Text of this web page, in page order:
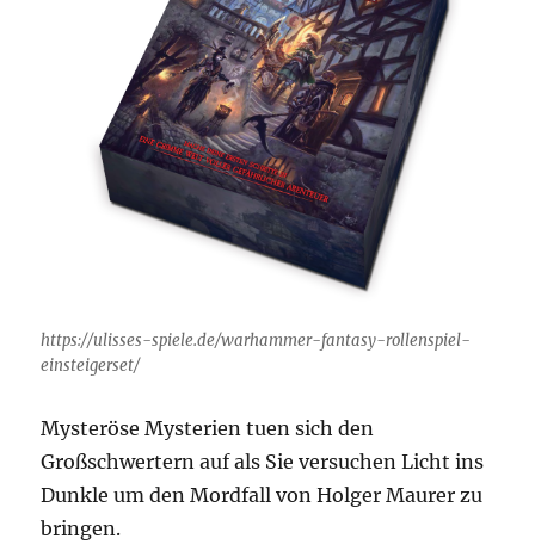
https://ulisses-spiele.de/warhammer-fantasy-rollenspiel-
einsteigerset/
Mysteröse Mysterien tuen sich den
Großschwertern auf als Sie versuchen Licht ins
Dunkle um den Mordfall von Holger Maurer zu
bringen.